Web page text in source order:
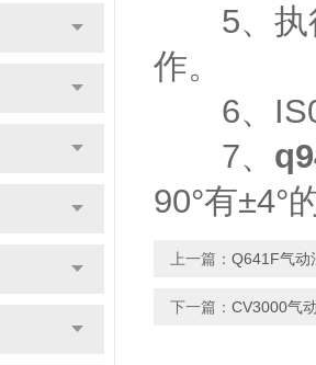
5、执行
作。
6、
7、
90°有±4°
上一篇： Q641F气动
下一篇： CV3000气